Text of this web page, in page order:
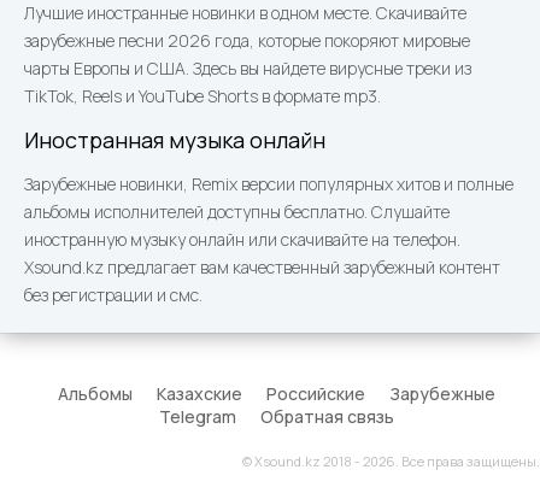
Лучшие иностранные новинки в одном месте. Скачивайте
зарубежные песни 2026 года, которые покоряют мировые
чарты Европы и США. Здесь вы найдете вирусные треки из
TikTok, Reels и YouTube Shorts в формате mp3.
Иностранная музыка онлайн
Зарубежные новинки, Remix версии популярных хитов и полные
альбомы исполнителей доступны бесплатно. Слушайте
иностранную музыку онлайн или скачивайте на телефон.
Xsound.kz предлагает вам качественный зарубежный контент
без регистрации и смс.
Альбомы Казахские Российские
Зарубежные
Telegram
Обратная связь
© Xsound.kz 2018 - 2026. Все права защищены.